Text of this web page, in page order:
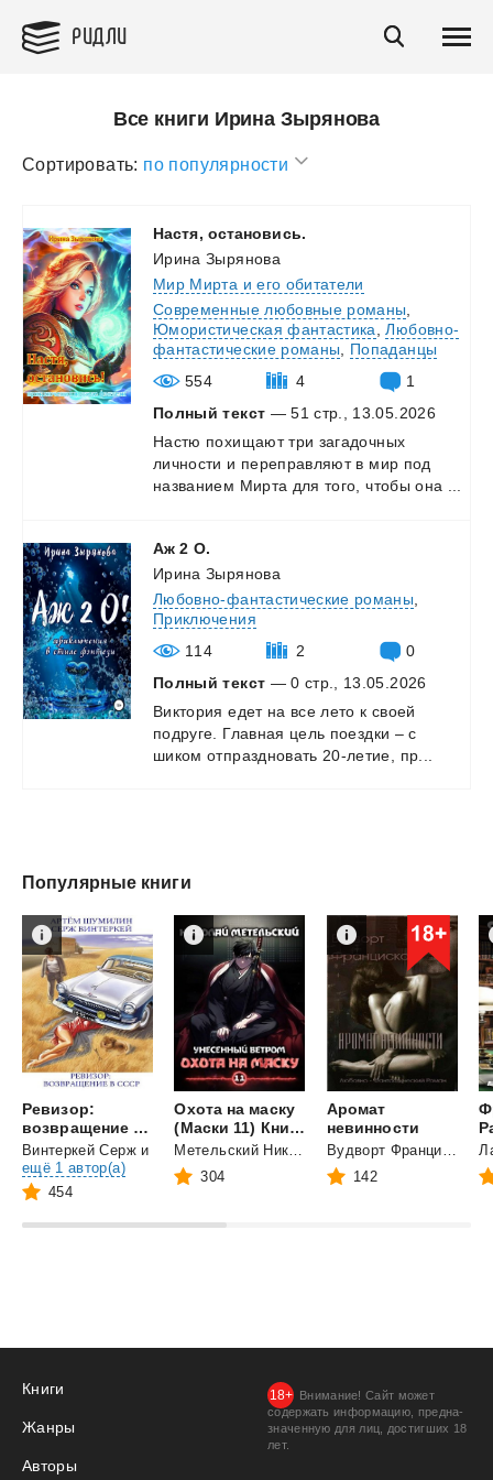
РИДЛИ
Все книги Ирина Зырянова
Сортировать: по популярности
Настя, остановись.
Ирина Зырянова
Мир Мирта и его обитатели
Современные любовные романы
Юмористическая фантастика
,Любовно-
фантастические романы
Попаданцы
554
4
1
Полный текст — 51 стр., 13.05.2026
Настю похищают три загадочных
личности и переправляют в мир под
названием Мирта для того, чтобы она
Аж 2 О.
Ирина Зырянова
Любовно-фантастические романы
Приключения
114
2
0
Полный текст — 0 стр., 13.05.2026
Виктория едет на все лето к своей
подруге.
Главная цель поездки – с
шиком отпраздновать 20-летие, пр...
Популярные книги
Ревизор:
возвращение в СССР
Винтеркей Сержи
ещё 1 автор(а)
454
Охота на маску
(Маски 11) Книга одиннадцатая
304
Аромат
невинности
142
Книги
Жанры
Авторы
Внимание! Сайт может
содержать информацию, предна­
значенную для лиц, дости­гших 18
лет.